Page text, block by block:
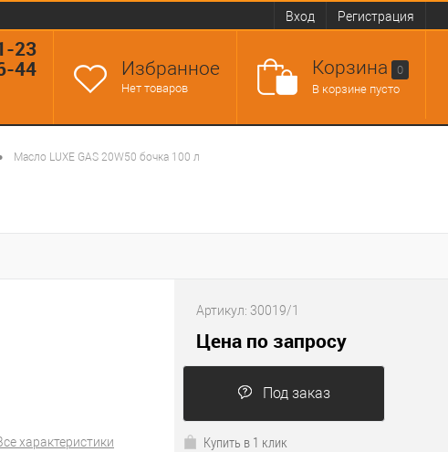
Вход Регистрация
23
44 Избранное
Нет товаров
Корзина
0
В корзине пусто
Масло LUXE GAS 20W50 бочка 100 л
характеристики
Артикул: 30019/1
Цена по запросу
Под заказ
Купить в 1 клик